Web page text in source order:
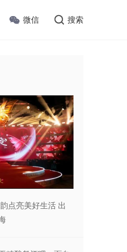
微信 搜索
点亮美好生活 出